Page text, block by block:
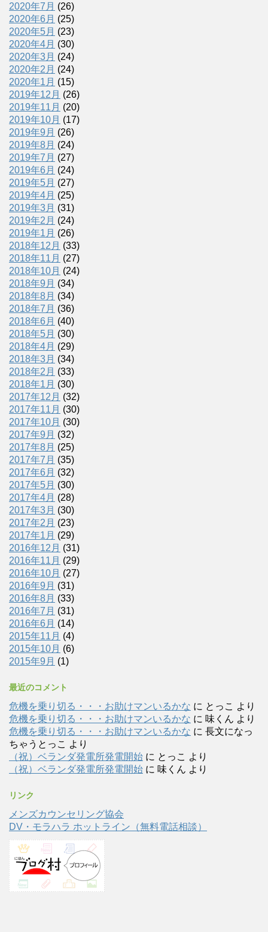
2020年7月 (26)
2020年6月 (25)
2020年5月 (23)
2020年4月 (30)
2020年3月 (24)
2020年2月 (24)
2020年1月 (15)
2019年12月 (26)
2019年11月 (20)
2019年10月 (17)
2019年9月 (26)
2019年8月 (24)
2019年7月 (27)
2019年6月 (24)
2019年5月 (27)
2019年4月 (25)
2019年3月 (31)
2019年2月 (24)
2019年1月 (26)
2018年12月 (33)
2018年11月 (27)
2018年10月 (24)
2018年9月 (34)
2018年8月 (34)
2018年7月 (36)
2018年6月 (40)
2018年5月 (30)
2018年4月 (29)
2018年3月 (34)
2018年2月 (33)
2018年1月 (30)
2017年12月 (32)
2017年11月 (30)
2017年10月 (30)
2017年9月 (32)
2017年8月 (25)
2017年7月 (35)
2017年6月 (32)
2017年5月 (30)
2017年4月 (28)
2017年3月 (30)
2017年2月 (23)
2017年1月 (29)
2016年12月 (31)
2016年11月 (29)
2016年10月 (27)
2016年9月 (31)
2016年8月 (33)
2016年7月 (31)
2016年6月 (14)
2015年11月 (4)
2015年10月 (6)
2015年9月 (1)
最近のコメント
危機を乗り切る・・・お助けマンいるかな に とっこ より
危機を乗り切る・・・お助けマンいるかな に 味くん より
危機を乗り切る・・・お助けマンいるかな に 長文になっ
ちゃうとっこ より
（祝）ベランダ発電所発電開始 に とっこ より
（祝）ベランダ発電所発電開始 に 味くん より
リンク
メンズカウンセリング協会
DV・モラハラ ホットライン（無料電話相談）